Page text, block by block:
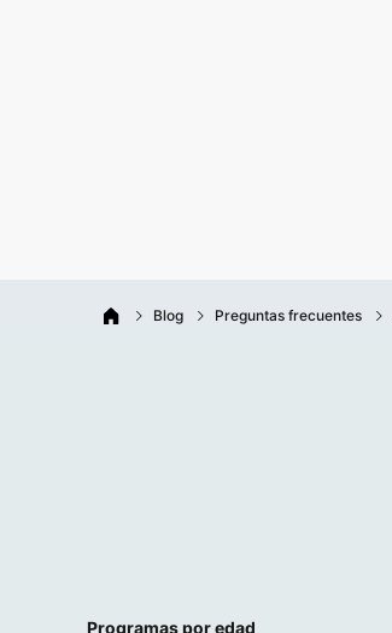
Blog Preguntas frecuentes
Programas por edad